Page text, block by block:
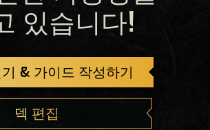
있습니다!
& 가이드 작성하기
덱 편집